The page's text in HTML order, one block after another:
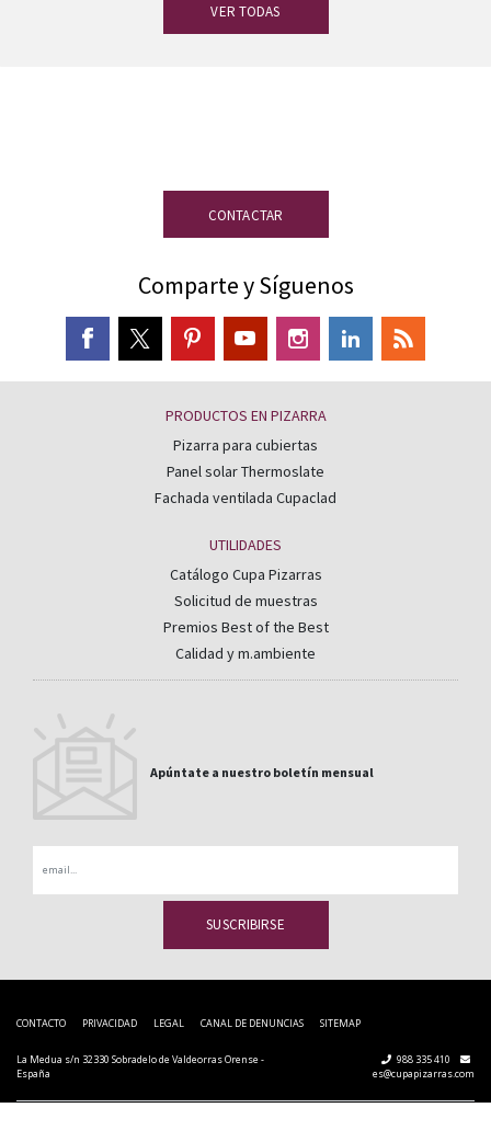
VER TODAS
CONTACTAR
Comparte y Síguenos
PRODUCTOS EN PIZARRA
Pizarra para cubiertas
Panel solar Thermoslate
Fachada ventilada Cupaclad
UTILIDADES
Catálogo Cupa Pizarras
Solicitud de muestras
Premios Best of the Best
Calidad y m.ambiente
Apúntate a nuestro boletín mensual
CONTACTO PRIVACIDAD LEGAL CANAL DE DENUNCIAS SITEMAP
La Medua s/n 32330 Sobradelo de Valdeorras Orense -
España
988 335 410
es@cupapizarras.com